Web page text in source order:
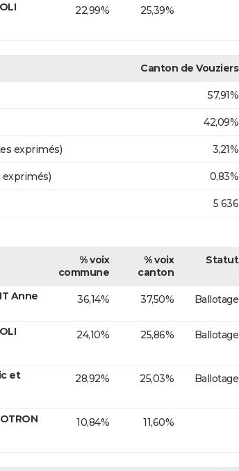
22,99% 25,39%
Canton de Vouziers
57,91%
42,09%
exprimés) 3,21%
exprimés) 0,83%
5 636
% voix
commune
% voix
canton
Statut
Anne 36,14% 37,50% Ballotage
24,10% 25,86% Ballotage
et
28,92% 25,03% Ballotage
10,84% 11,60%